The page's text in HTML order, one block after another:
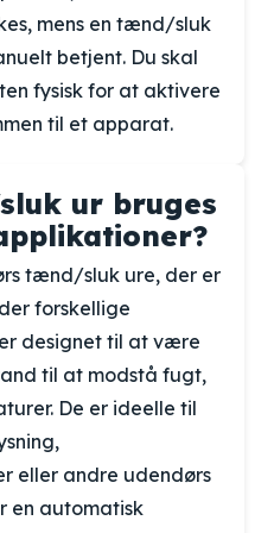
mens en tænd/sluk
betjent. Du skal
fysisk for at aktivere
til et apparat.
ur bruges
tænd/sluk ure, der er
forskellige
designet til at være
til at modstå fugt,
De er ideelle til
eller andre udendørs
en automatisk